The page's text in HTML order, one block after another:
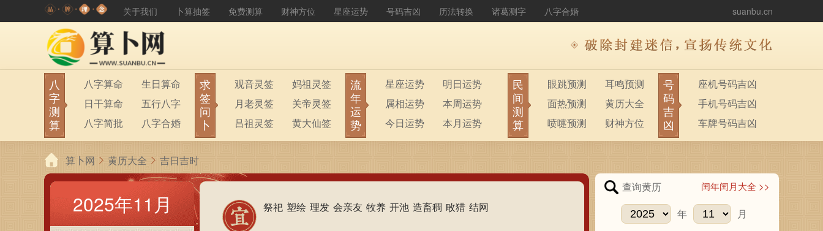
关于我们 卜算抽签 免费测算 财神方位 星座运势 号码吉凶 历法转换 诸葛测字 八字合婚 suanbu.cn
八
字
测
算
八字算命
生日算命
日干算命
五行八字
八字简批
八字合婚
求
签
问
卜
观音灵签
妈祖灵签
月老灵签
关帝灵签
吕祖灵签
黄大仙签
流
年
运
势
星座运势
明日运势
属相运势
本周运势
今日运势
本月运势
民
间
测
算
眼跳预测
耳鸣预测
面热预测
黄历大全
喷嚏预测
财神方位
号
码
吉
凶
座机号码吉凶
手机号码吉凶
车牌号码吉凶
算卜网 黄历大全 吉日吉时
2025年11月 祭祀 塑绘 理发 会亲友 牧养 开池 造畜稠 畋猎 结网
查询黄历 闰年闰月大全 >>
年 月